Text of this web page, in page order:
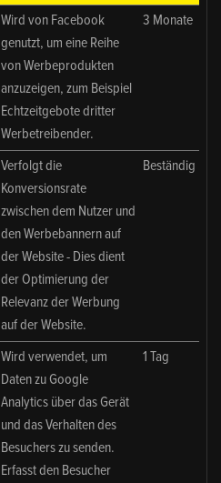
Wird von Facebook
genutzt, um eine Reihe
von Werbeprodukten
anzuzeigen, zum Beispiel
Echtzeitgebote dritter
Werbetreibender.
3 Monate
Verfolgt die
Konversionsrate
zwischen dem Nutzer und
den Werbebannern auf
der Website - Dies dient
der Optimierung der
Relevanz der Werbung
auf der Website.
Beständig
Wird verwendet, um
Daten zu Google
Analytics über das Gerät
und das Verhalten des
Besuchers zu senden.
Erfasst den Besucher
1 Tag